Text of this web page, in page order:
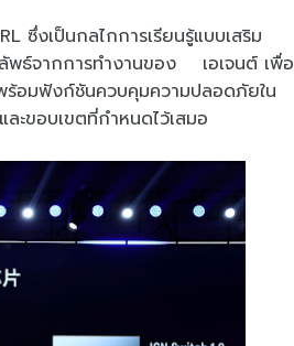
ซึ่งเป็นกลไกการเรียนรู้แบบเสริม
ธ์จากการทำงานของ เอเจนต์ เพื่อ
อมฟังก์ชันควบคุมความปลอดภัยใน
ะขอบเขตที่กำหนดไว้เสมอ